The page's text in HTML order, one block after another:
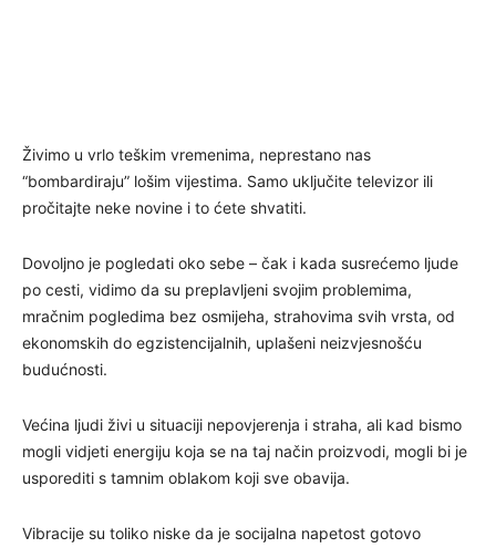
Živimo u vrlo teškim vremenima, neprestano nas
“bombardiraju” lošim vijestima. Samo uključite televizor ili
pročitajte neke novine i to ćete shvatiti.
Dovoljno je pogledati oko sebe – čak i kada susrećemo ljude
po cesti, vidimo da su preplavljeni svojim problemima,
mračnim pogledima bez osmijeha, strahovima svih vrsta, od
ekonomskih do egzistencijalnih, uplašeni neizvjesnošću
budućnosti.
Većina ljudi živi u situaciji nepovjerenja i straha, ali kad bismo
mogli vidjeti energiju koja se na taj način proizvodi, mogli bi je
usporediti s tamnim oblakom koji sve obavija.
Vibracije su toliko niske da je socijalna napetost gotovo